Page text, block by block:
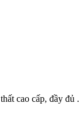
cao cấp, đầy đủ .